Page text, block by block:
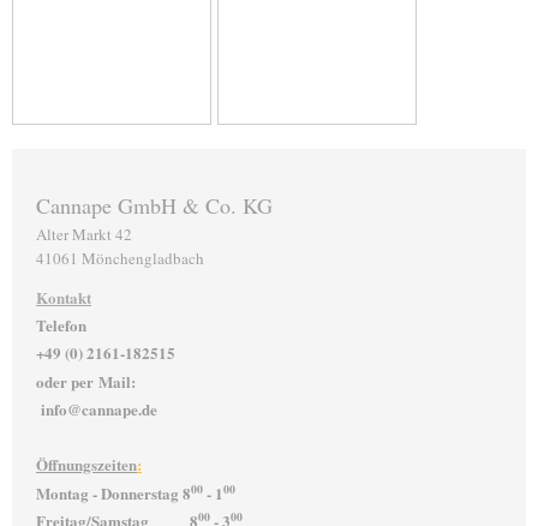
Cannape GmbH & Co. KG
Alter Markt 42
41061 Mönchengladbach
Kontakt
Telefon
+49 (0) 2161-182515
oder per Mail:
info@cannape.de
Öffnungszeiten:
Montag - Donnerstag 800 - 100
Freitag/Samstag 800 - 300